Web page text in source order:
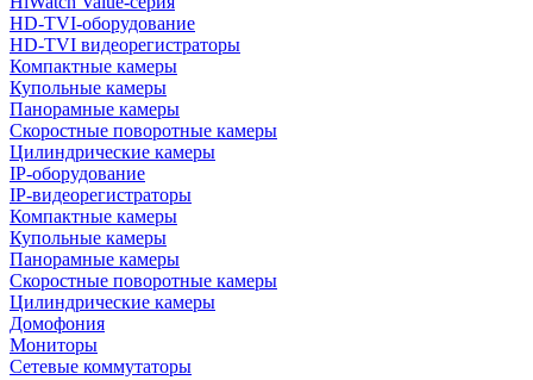
HD-TVI-оборудование
HD-TVI видеорегистраторы
Компактные камеры
Купольные камеры
Панорамные камеры
Скоростные поворотные камеры
Цилиндрические камеры
IP-оборудование
IP-видеорегистраторы
Компактные камеры
Купольные камеры
Панорамные камеры
Скоростные поворотные камеры
Цилиндрические камеры
Домофония
Мониторы
Сетевые коммутаторы